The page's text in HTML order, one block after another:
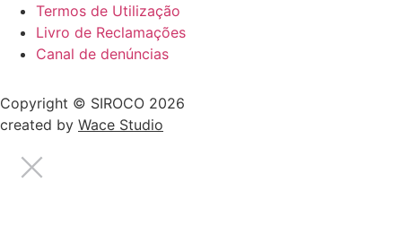
Termos de Utilização
Livro de Reclamações
Canal de denúncias
Copyright © SIROCO 2026
created by Wace Studio